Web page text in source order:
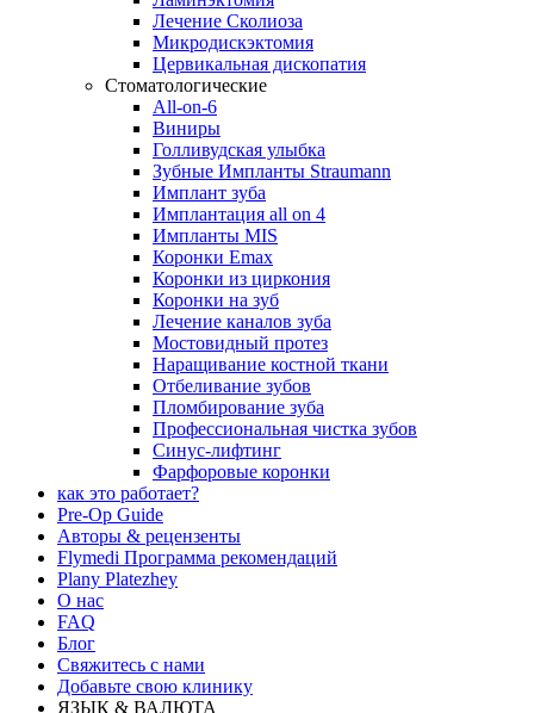
Лечение Сколиоза
Микродискэктомия
Цервикальная дископатия
Стоматологические
All-on-6
Виниры
Голливудская улыбка
Зубные Импланты Straumann
Имплант зуба
Имплантация all on 4
Импланты MIS
Коронки Emax
Коронки из циркония
Коронки на зуб
Лечение каналов зуба
Мостовидный протез
Наращивание костной ткани
Отбеливание зубов
Пломбирование зуба
Профессиональная чистка зубов
Синус-лифтинг
Фарфоровые коронки
как это работает?
Pre-Op Guide
Авторы & рецензенты
Flymedi Программа рекомендаций
Plany Platezhey
О нас
FAQ
Блог
Свяжитесь с нами
Добавьте свою клинику
ЯЗЫК & ВАЛЮТА